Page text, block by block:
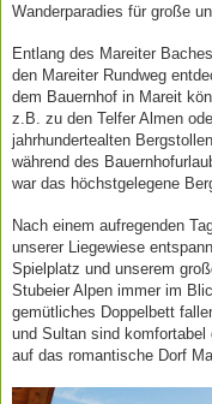
Wanderparadies für große
Entlang des Mareiter
den Mareiter Rundweg
dem Bauernhof in Mareit
z.B. zu den Telfer Almen
jahrhundertealten
während des
war das höchstgelegene
Nach einem aufregenden
unserer Liegewiese
Spielplatz und unserem
Stubeier Alpen immer im
gemütliches Doppelbett
und Sultan sind
auf das romantische Dorf